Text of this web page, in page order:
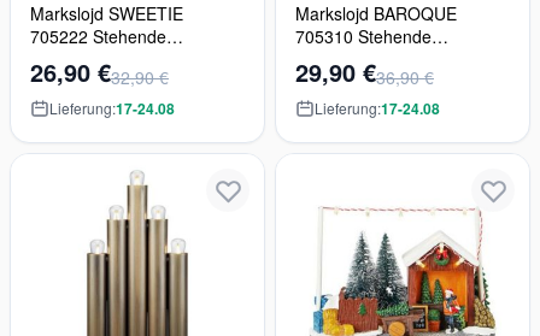
Markslojd SWEETIE
705222 Stehende
Dekoration 15x0,03W/LED
IP44
26,90 €32,90 €
Lieferung:17-24.08
Markslojd BAROQUE
705310 Stehende
Dekoration 1x25W/E14
IP20
29,90 €36,90 €
Lieferung:17-24.08